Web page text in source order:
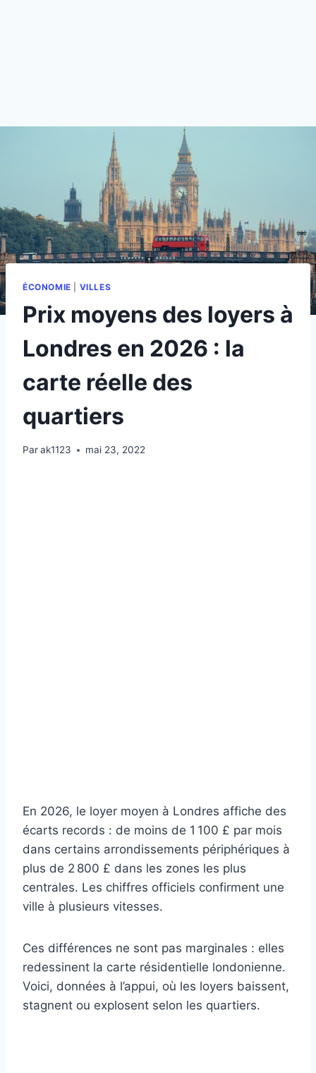
ÉCONOMIE VILLES
Prix moyens des loyers à
Londres en 2026 : la
carte réelle des
quartiers
Parak1123 mai 23, 2022
En 2026, le loyer moyen à Londres affiche des
écarts records : de moins de 1 100 £ par mois
dans certains arrondissements périphériques à
plus de 2 800 £ dans les zones les plus
centrales. Les chiffres officiels confirment une
ville à plusieurs vitesses.
Ces différences ne sont pas marginales : elles
redessinent la carte résidentielle londonienne.
Voici, données à l’appui, où les loyers baissent,
stagnent ou explosent selon les quartiers.